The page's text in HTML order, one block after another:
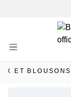
Content
ET BLOUSONS